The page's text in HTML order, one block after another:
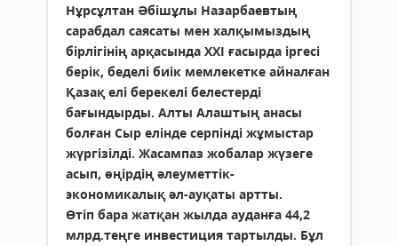
Нұрсұлтан Әбішұлы Назарбаевтың
сарабдал саясаты мен халқымыздың
бірлігінің арқасында ХХІ ғасырда іргесі
берік, беделі биік мемлекетке айналған
Қазақ елі берекелі белестерді
бағындырды. Алты Алаштың анасы
болған Сыр елінде серпінді жұмыстар
жүргізілді. Жасампаз жобалар жүзеге
асып, өңірдің әлеуметтік-
экономикалық әл-ауқаты артты.
Өтіп бара жатқан жылда ауданға 44,2
млрд.теңге инвестиция тартылды. Бұл